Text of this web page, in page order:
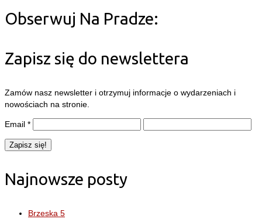
Obserwuj Na Pradze:
Zapisz się do newslettera
Zamów nasz newsletter i otrzymuj informacje o wydarzeniach i
nowościach na stronie.
Email *
Najnowsze posty
Brzeska 5